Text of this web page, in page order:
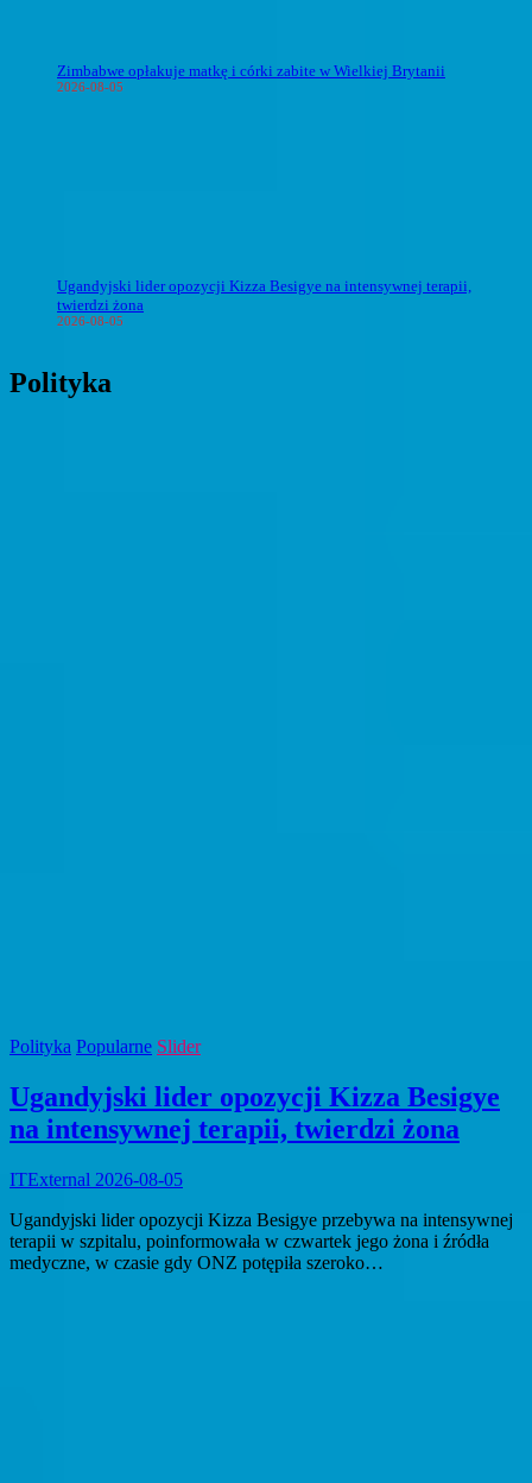
Zimbabwe opłakuje matkę i córki zabite w Wielkiej Brytanii
2026-08-05
Ugandyjski lider opozycji Kizza Besigye na intensywnej terapii,
twierdzi żona
2026-08-05
Polityka
Polityka Popularne Slider
Ugandyjski lider opozycji Kizza Besigye
na intensywnej terapii, twierdzi żona
ITExternal 2026-08-05
Ugandyjski lider opozycji Kizza Besigye przebywa na intensywnej
terapii w szpitalu, poinformowała w czwartek jego żona i źródła
medyczne, w czasie gdy ONZ potępiła szeroko…